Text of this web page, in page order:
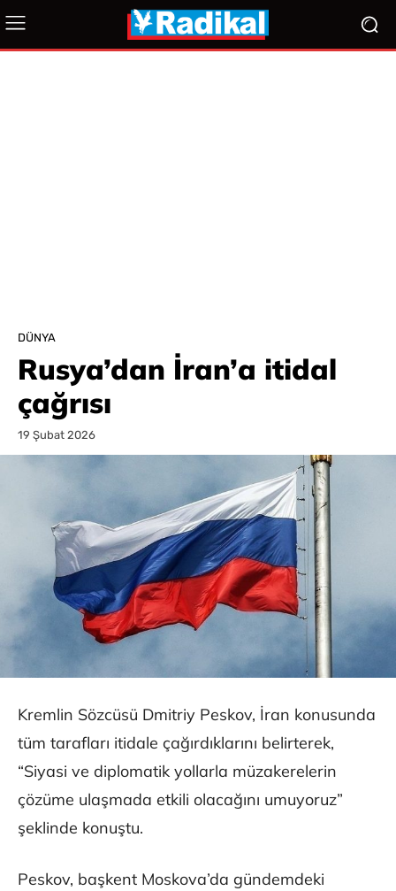
DÜNYA
Rusya’dan İran’a itidal
çağrısı
19 Şubat 2026
Kremlin Sözcüsü Dmitriy Peskov, İran konusunda
tüm tarafları itidale çağırdıklarını belirterek,
“Siyasi ve diplomatik yollarla müzakerelerin
çözüme ulaşmada etkili olacağını umuyoruz”
şeklinde konuştu.
Peskov, başkent Moskova’da gündemdeki